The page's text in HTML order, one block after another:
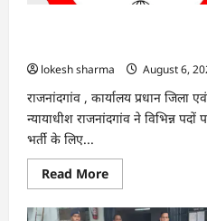
lokesh sharma
August 6,
राजनांदगांव , कार्यालय प्रधान जिला
न्यायाधीश राजनांदगांव ने विभिन्न पदों
भर्ती के लिए...
Read MoreRead
more
राजनांदगांव